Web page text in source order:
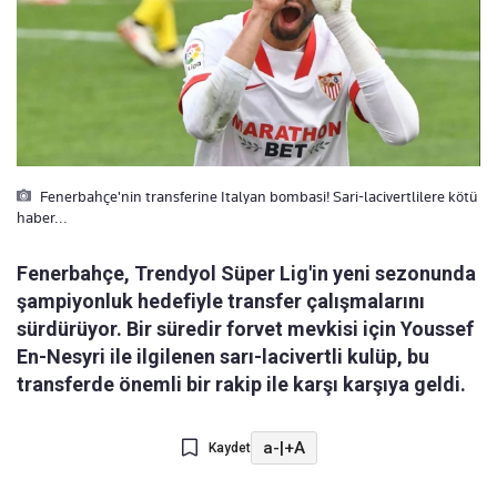
Fenerbahçe'nin transferine Italyan bombasi! Sari-lacivertlilere kötü
haber...
Fenerbahçe, Trendyol Süper Lig'in yeni sezonunda
şampiyonluk hedefiyle transfer çalışmalarını
sürdürüyor. Bir süredir forvet mevkisi için Youssef
En-Nesyri ile ilgilenen sarı-lacivertli kulüp, bu
transferde önemli bir rakip ile karşı karşıya geldi.
Kaydet a-|+A